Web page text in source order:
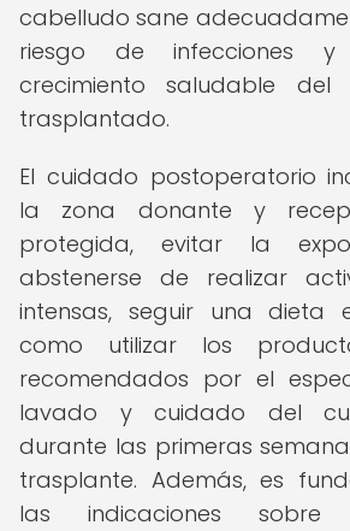
cabelludo sane
riesgo de infecciones
crecimiento saludable del
trasplantado.
El cuidado postoperatorio
la zona donante y
protegida, evitar la
abstenerse de realizar
intensas, seguir una dieta
como utilizar los
recomendados por el
lavado y cuidado del
durante las primeras
trasplante. Además, es
las indicaciones